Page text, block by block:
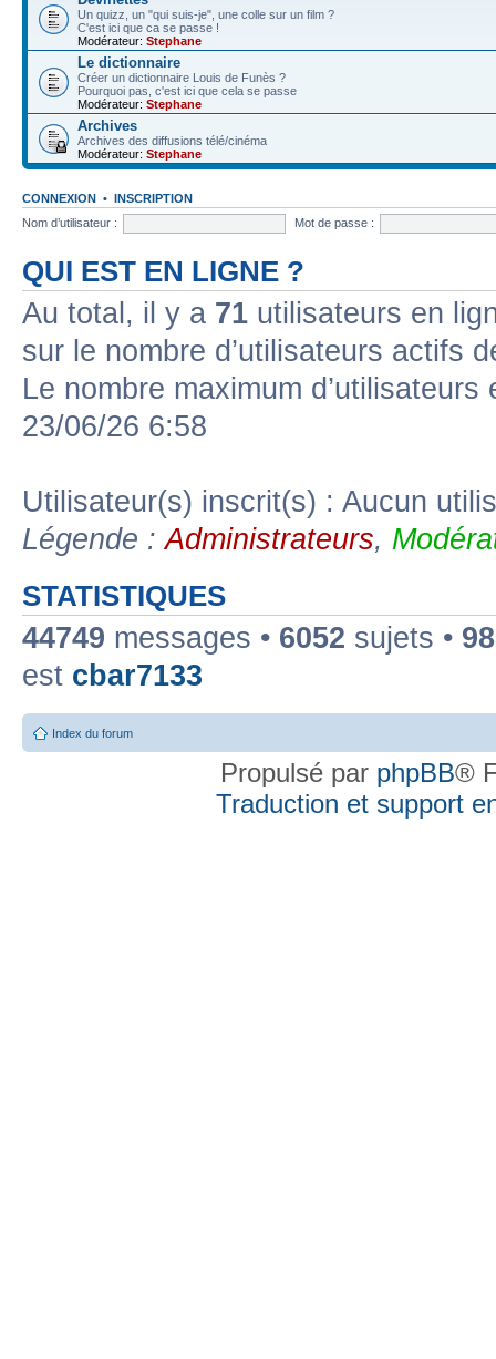
Un quizz, un "qui suis-je", une colle sur un film ?
C'est ici que ca se passe !
Modérateur: Stephane
Le dictionnaire
Créer un dictionnaire Louis de Funès ?
Pourquoi pas, c'est ici que cela se passe
Modérateur: Stephane
Archives
Archives des diffusions télé/cinéma
Modérateur: Stephane
CONNEXION • INSCRIPTION
Nom d’utilisateur :
Mot de passe :
QUI EST EN LIGNE ?
Au total, il y a 71 utilisateurs en
sur le nombre d’utilisateurs actifs
Le nombre maximum
23/06/26 6:58
Utilisateur(s) inscrit(s) : Aucun
Légende :Administrateurs,
STATISTIQUES
44749 messages • 6052 sujets •
est cbar7133
Index du forum
Propulsé par phpBB®
Traduction et support